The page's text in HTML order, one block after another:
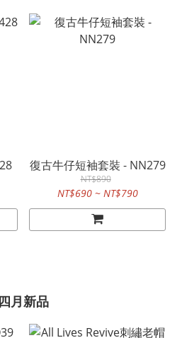
復古牛仔短袖套裝 - NN279
NT$890
NT$690 ~ NT$790
四月新品